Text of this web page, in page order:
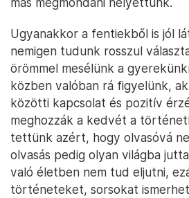
Ugyanakkor a fentiekből is jól
nemigen tudunk rosszul
örömmel mesélünk a
közben valóban rá figyelünk,
közötti kapcsolat és pozitív
meghozzák a kedvét a
tettünk azért, hogy olvasóvá
olvasás pedig olyan világba
való életben nem tud eljutni,
történeteket, sorsokat